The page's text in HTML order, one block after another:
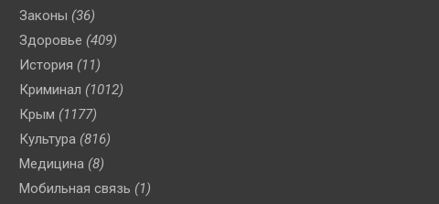
Законы (36)
Здоровье (409)
История (11)
Криминал (1012)
Крым (1177)
Культура (816)
Медицина (8)
Мобильная связь (1)